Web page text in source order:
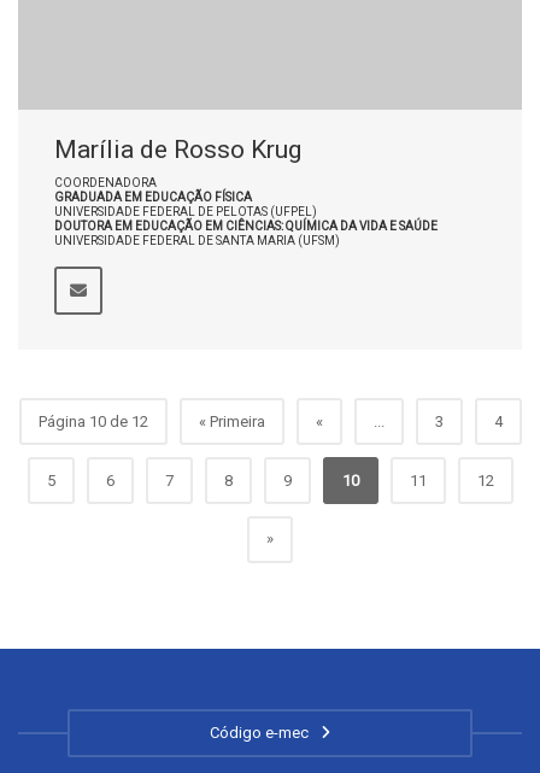
Marília de Rosso Krug
COORDENADORA
GRADUADA EM EDUCAÇÃO FÍSICA
UNIVERSIDADE FEDERAL DE PELOTAS (UFPEL)
DOUTORA EM EDUCAÇÃO EM CIÊNCIAS: QUÍMICA DA VIDA E SAÚDE
UNIVERSIDADE FEDERAL DE SANTA MARIA (UFSM)
Página 10 de 12 « Primeira « 3 4
5 6 7 8 9 10 11 12
»
Código e-mec